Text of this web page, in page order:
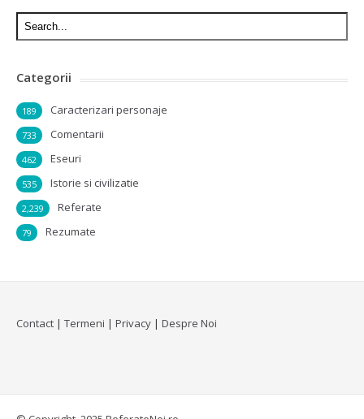
Categorii
Caracterizari personaje
189
Comentarii
733
Eseuri
462
Istorie si civilizatie
535
Referate
2,239
Rezumate
79
Contact | Termeni | Privacy | Despre Noi